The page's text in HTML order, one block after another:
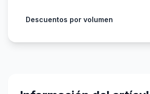
Descuentos por volumen